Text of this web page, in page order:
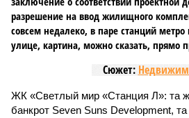
разрешение на ввод жилищного
совсем недалеко, в паре станций
улице, картина, можно сказать, прямо
Сюжет:
ЖК «Светлый мир «Станция Л»: та
банкрот Seven Suns Development,